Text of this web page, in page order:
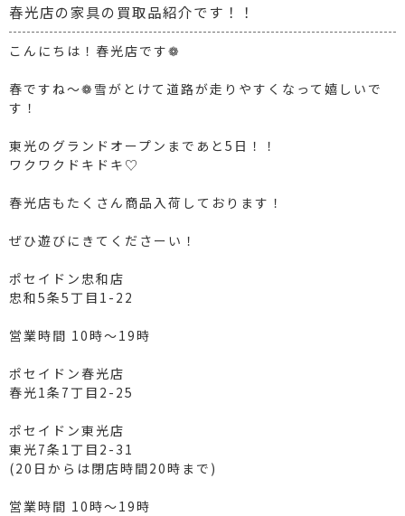
春光店の家具の買取品紹介です！！
こんにちは！春光店です❁
春ですね～❁雪がとけて道路が走りやすくなって嬉しいで
す！
東光のグランドオープンまであと5日！！
ワクワクドキドキ♡
春光店もたくさん商品入荷しております！
ぜひ遊びにきてくださーい！
ポセイドン忠和店
忠和5条5丁目1-22
営業時間 10時〜19時
ポセイドン春光店
春光1条7丁目2-25
ポセイドン東光店
東光7条1丁目2-31
(20日からは閉店時間20時まで)
営業時間 10時～19時